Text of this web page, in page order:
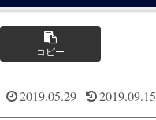
コピー
2019.05.29 2019.09.15